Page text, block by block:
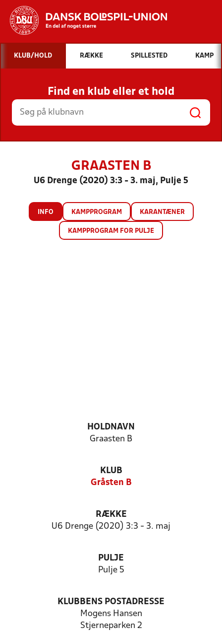
Hvad vil du søge efter?
INDHOLD OG NYHEDER
STILLINGER, RESULTATER, KLUBBER OG
HOLD
KLUB/HOLD RÆKKE SPILLESTED KAMP
Find en klub eller et hold
GRAASTEN B
U6 Drenge (2020) 3:3 - 3. maj, Pulje 5
INFO KAMPPROGRAM KARANTÆNER
KAMPPROGRAM FOR PULJE
HOLDNAVN
Graasten B
KLUB
Gråsten B
RÆKKE
U6 Drenge (2020) 3:3 - 3. maj
PULJE
Pulje 5
KLUBBENS POSTADRESSE
Mogens Hansen
Stjerneparken 2